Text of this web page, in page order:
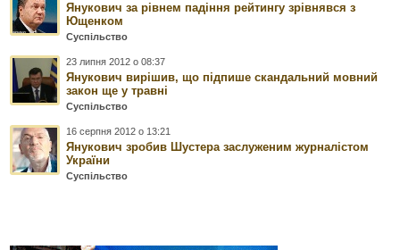
Янукович за рівнем падіння рейтингу зрівнявся з
Ющенком
Суспільство
23 липня 2012 о 08:37
Янукович вирішив, що підпише скандальний мовний
закон ще у травні
Суспільство
16 серпня 2012 о 13:21
Янукович зробив Шустера заслуженим журналістом
України
Суспільство